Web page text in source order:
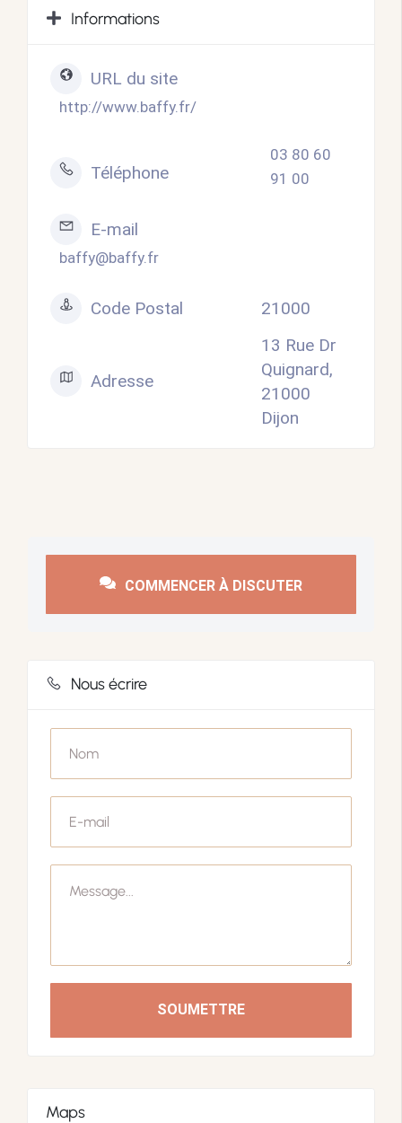
Informations
URL du site
http://www.baffy.fr/
Téléphone
03 80 60
91 00
E-mail
baffy@baffy.fr
Code Postal 21000
Adresse
13 Rue Dr
Quignard,
21000
Dijon
COMMENCER À DISCUTER
Nous écrire
SOUMETTRE
Maps